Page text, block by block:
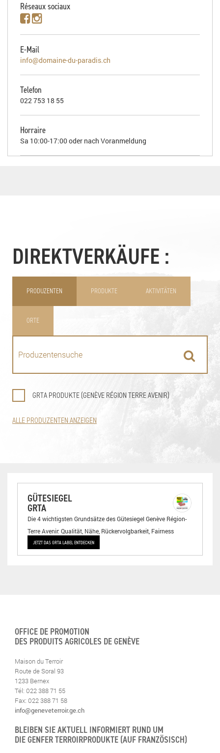
Réseaux sociaux
E-Mail
info@domaine-du-paradis.ch
Telefon
022 753 18 55
Horraire
Sa 10:00-17:00 oder nach Voranmeldung
DIREKTVERKÄUFE :
PRODUZENTEN PRODUKTE AKTIVITÄTEN
ORTE
GRTA PRODUKTE (GENÈVE RÉGION TERRE AVENIR)
ALLE PRODUZENTEN ANZEIGEN
GÜTESIEGEL
GRTA
Die 4 wichtigsten Grundsätze des Gütesiegel Genève Région-
Terre Avenir: Qualität, Nähe, Rückervolgbarkeit, Fairness
JETZT DAS GRTA LABEL ENTDECKEN
OFFICE DE PROMOTION
DES PRODUITS AGRICOLES DE GENÈVE
Maison du Terroir
Route de Soral 93
1233 Bernex
Tél: 022 388 71 55
Fax: 022 388 71 58
info@geneveterroir.ge.ch
BLEIBEN SIE AKTUELL INFORMIERT RUND UM
DIE GENFER TERROIRPRODUKTE (AUF FRANZÖSISCH)